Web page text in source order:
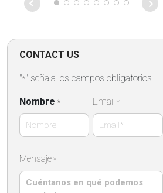
CONTACT US
"*" señala los campos obligatorios
Nombre * Email *
Mensaje *